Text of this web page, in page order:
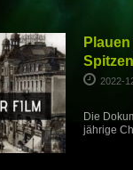
2022-
Die
jährige